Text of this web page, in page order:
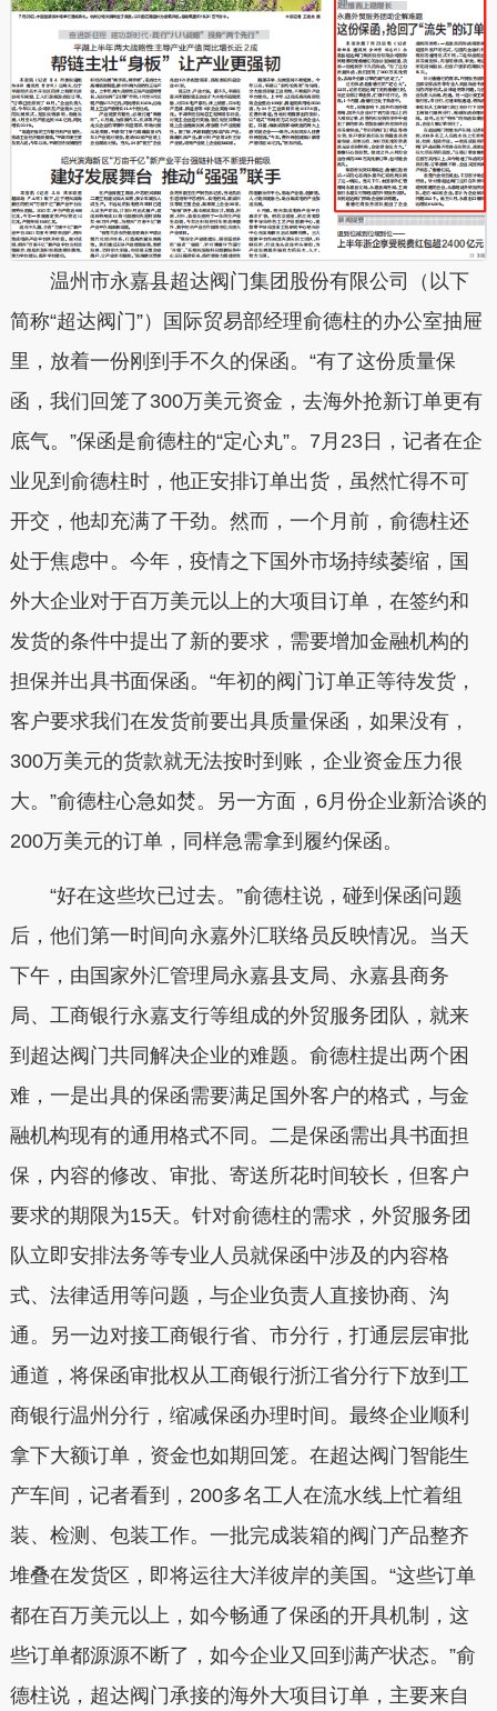
温州市永嘉县超达阀门集团股份有限公司（以下
简称“超达阀门”）国际贸易部经理俞德柱的办公室抽屉
里，放着一份刚到手不久的保函。“有了这份质量保
函，我们回笼了300万美元资金，去海外抢新订单更有
底气。”保函是俞德柱的“定心丸”。7月23日，记者在企
业见到俞德柱时，他正安排订单出货，虽然忙得不可
开交，他却充满了干劲。然而，一个月前，俞德柱还
处于焦虑中。今年，疫情之下国外市场持续萎缩，国
外大企业对于百万美元以上的大项目订单，在签约和
发货的条件中提出了新的要求，需要增加金融机构的
担保并出具书面保函。“年初的阀门订单正等待发货，
客户要求我们在发货前要出具质量保函，如果没有，
300万美元的货款就无法按时到账，企业资金压力很
大。”俞德柱心急如焚。另一方面，6月份企业新洽谈的
200万美元的订单，同样急需拿到履约保函。
“好在这些坎已过去。”俞德柱说，碰到保函问题
后，他们第一时间向永嘉外汇联络员反映情况。当天
下午，由国家外汇管理局永嘉县支局、永嘉县商务
局、工商银行永嘉支行等组成的外贸服务团队，就来
到超达阀门共同解决企业的难题。俞德柱提出两个困
难，一是出具的保函需要满足国外客户的格式，与金
融机构现有的通用格式不同。二是保函需出具书面担
保，内容的修改、审批、寄送所花时间较长，但客户
要求的期限为15天。针对俞德柱的需求，外贸服务团
队立即安排法务等专业人员就保函中涉及的内容格
式、法律适用等问题，与企业负责人直接协商、沟
通。另一边对接工商银行省、市分行，打通层层审批
通道，将保函审批权从工商银行浙江省分行下放到工
商银行温州分行，缩减保函办理时间。最终企业顺利
拿下大额订单，资金也如期回笼。在超达阀门智能生
产车间，记者看到，200多名工人在流水线上忙着组
装、检测、包装工作。一批完成装箱的阀门产品整齐
堆叠在发货区，即将运往大洋彼岸的美国。“这些订单
都在百万美元以上，如今畅通了保函的开具机制，这
些订单都源源不断了，如今企业又回到满产状态。”俞
德柱说，超达阀门承接的海外大项目订单，主要来自